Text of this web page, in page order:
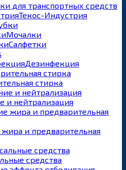
для транспортных средств
Текос-Индустрия
Мочалки
Салфетки
Дезинфекция
стирка
и нейтрализация
жира и предварительная
средства